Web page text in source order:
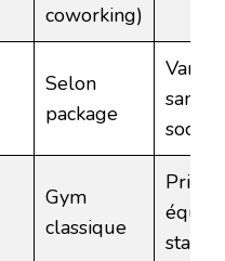
coworking)
Selon
package
Varié
sans
social
Gym
classique
Prix